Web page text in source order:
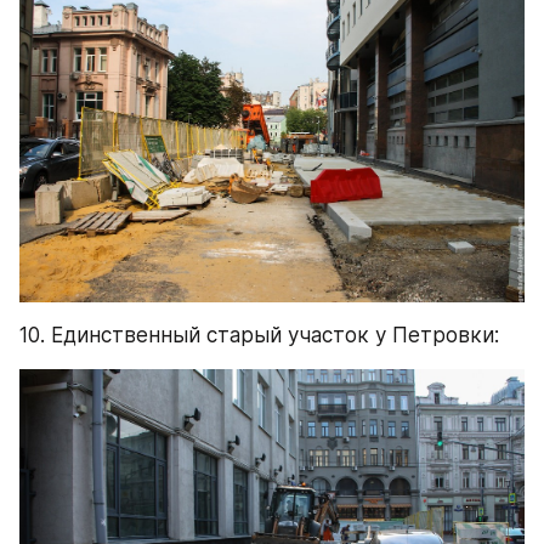
10. Единственный старый участок у Петровки: